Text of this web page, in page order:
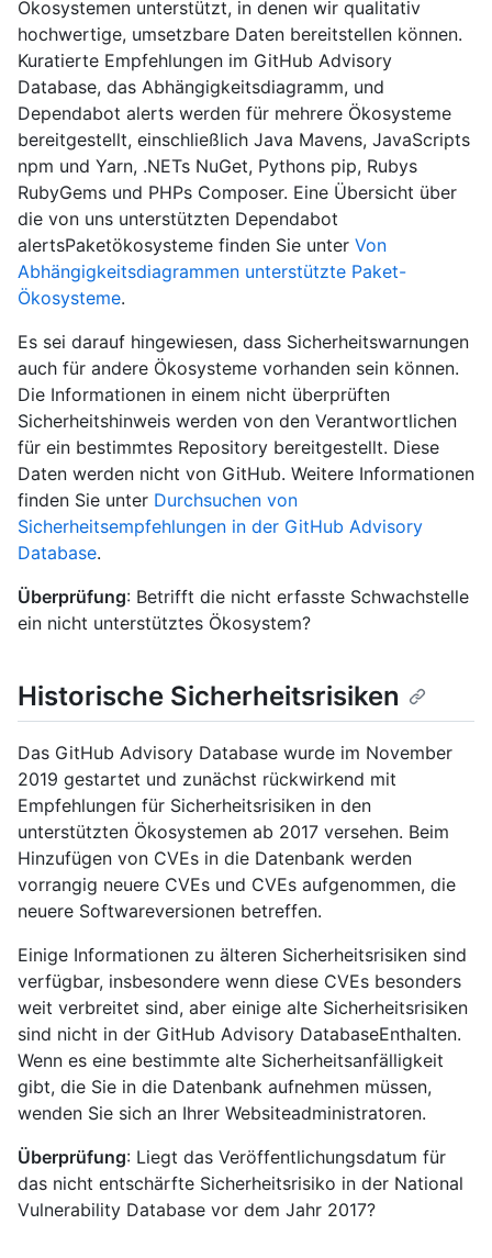
Ökosystemen unterstützt, in denen wir qualitativ
hochwertige, umsetzbare Daten bereitstellen können.
Kuratierte Empfehlungen im GitHub Advisory
Database, das Abhängigkeitsdiagramm, und
Dependabot alerts werden für mehrere Ökosysteme
bereitgestellt, einschließlich Java Mavens, JavaScripts
npm und Yarn, .NETs NuGet, Pythons pip, Rubys
RubyGems und PHPs Composer. Eine Übersicht über
die von uns unterstützten Dependabot
alertsPaketökosysteme finden Sie unter Von
Abhängigkeitsdiagrammen unterstützte Paket-
Ökosysteme.
Es sei darauf hingewiesen, dass Sicherheitswarnungen
auch für andere Ökosysteme vorhanden sein können.
Die Informationen in einem nicht überprüften
Sicherheitshinweis werden von den Verantwortlichen
für ein bestimmtes Repository bereitgestellt. Diese
Daten werden nicht von GitHub. Weitere Informationen
finden Sie unter Durchsuchen von
Sicherheitsempfehlungen in der GitHub Advisory
Database.
Überprüfung: Betrifft die nicht erfasste Schwachstelle
ein nicht unterstütztes Ökosystem?
Historische Sicherheitsrisiken
Das GitHub Advisory Database wurde im November
2019 gestartet und zunächst rückwirkend mit
Empfehlungen für Sicherheitsrisiken in den
unterstützten Ökosystemen ab 2017 versehen. Beim
Hinzufügen von CVEs in die Datenbank werden
vorrangig neuere CVEs und CVEs aufgenommen, die
neuere Softwareversionen betreffen.
Einige Informationen zu älteren Sicherheitsrisiken sind
verfügbar, insbesondere wenn diese CVEs besonders
weit verbreitet sind, aber einige alte Sicherheitsrisiken
sind nicht in der GitHub Advisory DatabaseEnthalten.
Wenn es eine bestimmte alte Sicherheitsanfälligkeit
gibt, die Sie in die Datenbank aufnehmen müssen,
wenden Sie sich an Ihrer Websiteadministratoren.
Überprüfung: Liegt das Veröffentlichungsdatum für
das nicht entschärfte Sicherheitsrisiko in der National
Vulnerability Database vor dem Jahr 2017?